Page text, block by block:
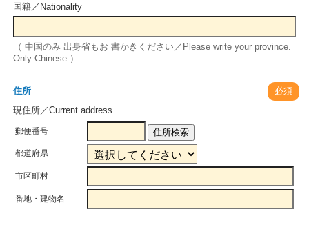
国籍／Nationality
（ 中国のみ 出身省もお 書かきください／Please write your province.
Only Chinese.）
住所
必須
現住所／Current address
郵便番号 住所検索
都道府県
市区町村
番地・建物名